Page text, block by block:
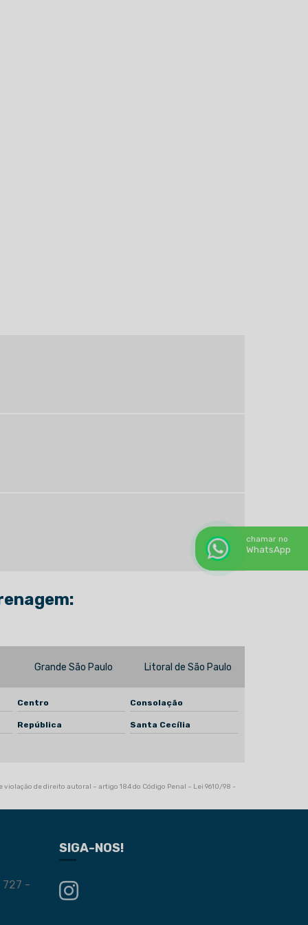
Recuperadora de motores elétricos
Rejuvenescimento de motor
Reparação de bombas
Reparação de bombas de água
Reparo de bomba
Reparo de bomba d'água
Reparo de motor elétrico
Reparo de redutores
Grande São Paulo Litoral de São Paulo
Centro Consolação
República Santa Cecília
de direito autoral – artigo 184 do Código Penal – Lei 9610/98 -
727 -
SIGA-NOS!
chamar no
WhatsApp